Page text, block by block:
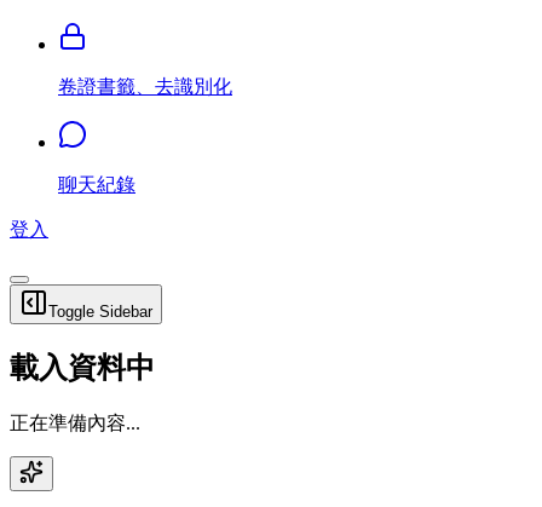
卷證書籤、去識別化
聊天紀錄
登入
Toggle Sidebar
載入資料中
正在準備內容...